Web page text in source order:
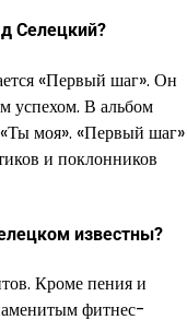
Селецкий?
«Первый шаг». Он
успехом. В альбом
моя». «Первый шаг»
и поклонников
известны?
Кроме пения и
фитнес-